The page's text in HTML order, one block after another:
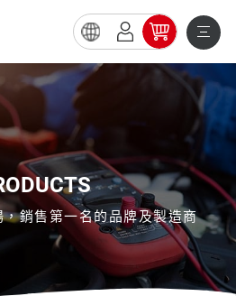
銷售第一名的品牌及製造商